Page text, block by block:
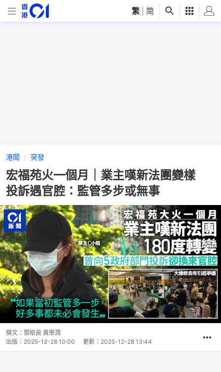
繁 简
港聞 突發
宏福苑火一個月｜業主嘆新法團變樣
投訴遇官腔：監管多步或無事
撰文： 鄧栢良 黃學潤
出版： 2025-12-28 10:00 更新： 2025-12-28 13:44